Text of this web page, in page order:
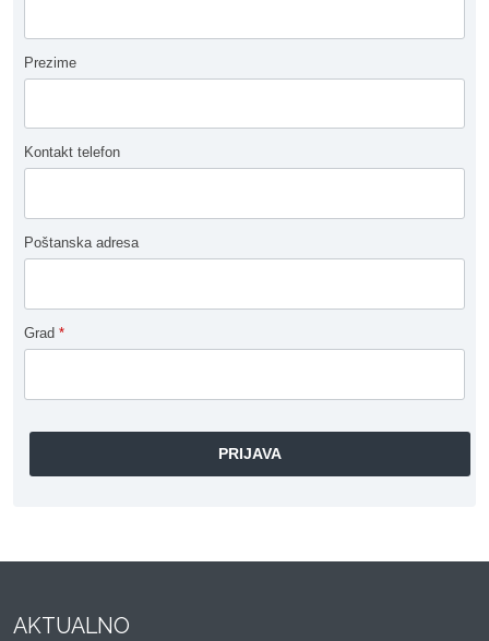
Prezime
Kontakt telefon
Poštanska adresa
Grad *
AKTUALNO